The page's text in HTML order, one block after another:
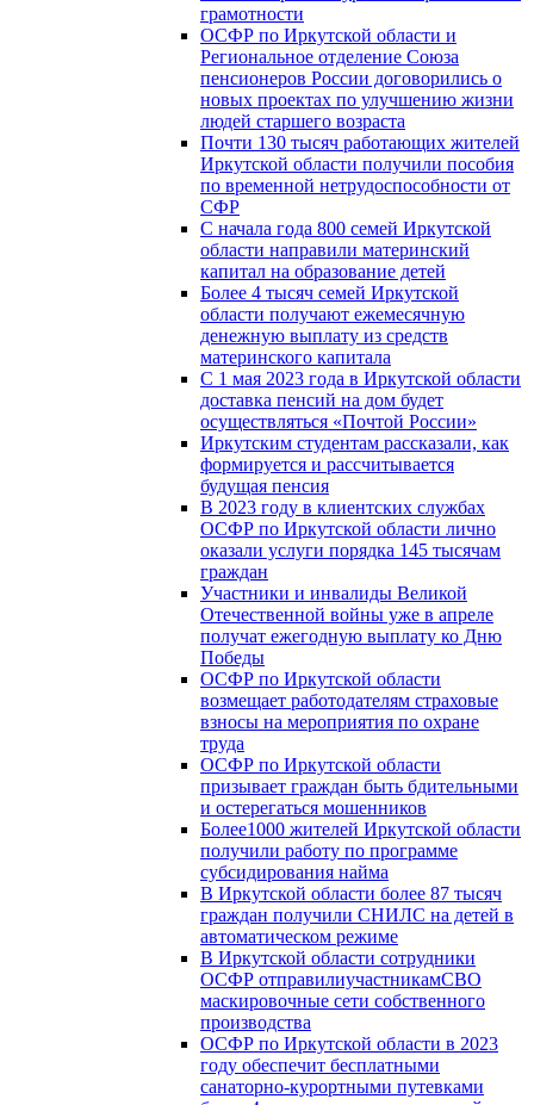
грамотности
ОСФР по Иркутской области и
Региональное отделение Союза
пенсионеров России договорились о
новых проектах по улучшению жизни
людей старшего возраста
Почти 130 тысяч работающих жителей
Иркутской области получили пособия
по временной нетрудоспособности от
СФР
С начала года 800 семей Иркутской
области направили материнский
капитал на образование детей
Более 4 тысяч семей Иркутской
области получают ежемесячную
денежную выплату из средств
материнского капитала
С 1 мая 2023 года в Иркутской области
доставка пенсий на дом будет
осуществляться «Почтой России»
Иркутским студентам рассказали, как
формируется и рассчитывается
будущая пенсия
В 2023 году в клиентских службах
ОСФР по Иркутской области лично
оказали услуги порядка 145 тысячам
граждан
Участники и инвалиды Великой
Отечественной войны уже в апреле
получат ежегодную выплату ко Дню
Победы
ОСФР по Иркутской области
возмещает работодателям страховые
взносы на мероприятия по охране
труда
ОСФР по Иркутской области
призывает граждан быть бдительными
и остерегаться мошенников
Более1000 жителей Иркутской области
получили работу по программе
субсидирования найма
В Иркутской области более 87 тысяч
граждан получили СНИЛС на детей в
автоматическом режиме
В Иркутской области сотрудники
ОСФР отправилиучастникамСВО
маскировочные сети собственного
производства
ОСФР по Иркутской области в 2023
году обеспечит бесплатными
санаторно-курортными путевками